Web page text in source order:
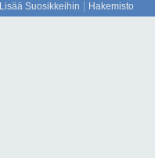
Lisää Suosikkeihin Hakemisto